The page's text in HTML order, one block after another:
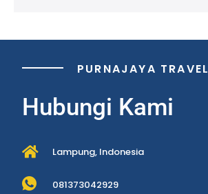
PURNAJAYA TRAVEL
Hubungi Kami
Lampung, Indonesia
081373042929